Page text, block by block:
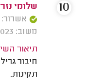
שלומי
אשרור: 30/08/2023
משוב: 31/05/2023
תיאור
חיבור
תקינות.
10